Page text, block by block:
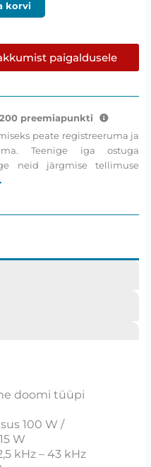
korvi
paigaldusele
preemiapunkti
peate registreeruma ja
Teenige iga ostuga
neid järgmise tellimuse
doomi tüüpi
100 W /
W
kHz – 43 kHz